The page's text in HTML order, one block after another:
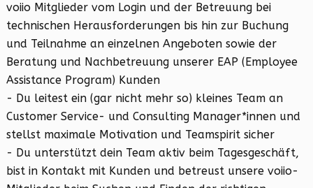
voiio Mitglieder vom Login und der Betreuung bei
technischen Herausforderungen bis hin zur Buchung
und Teilnahme an einzelnen Angeboten sowie der
Beratung und Nachbetreuung unserer EAP (Employee
Assistance Program) Kunden
- Du leitest ein (gar nicht mehr so) kleines Team an
Customer Service- und Consulting Manager*innen und
stellst maximale Motivation und Teamspirit sicher
- Du unterstützt dein Team aktiv beim Tagesgeschäft,
bist in Kontakt mit Kunden und betreust unsere voiio-